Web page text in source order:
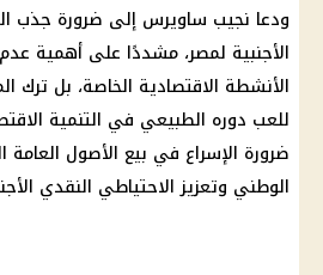
ودعا نجيب ساويرس إلى ضرورة جذب
الأجنبية لمصر، مشددًا على أهمية
الأنشطة الاقتصادية الخاصة، بل ترك
للعب دوره الطبيعي في التنمية
ضرورة الإسراع في بيع الأصول العامة
الوطني وتعزيز الاحتياطي النقدي